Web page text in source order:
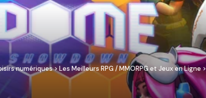
numériques>Les Meilleurs RPG / MMORPG et Jeux en Ligne>